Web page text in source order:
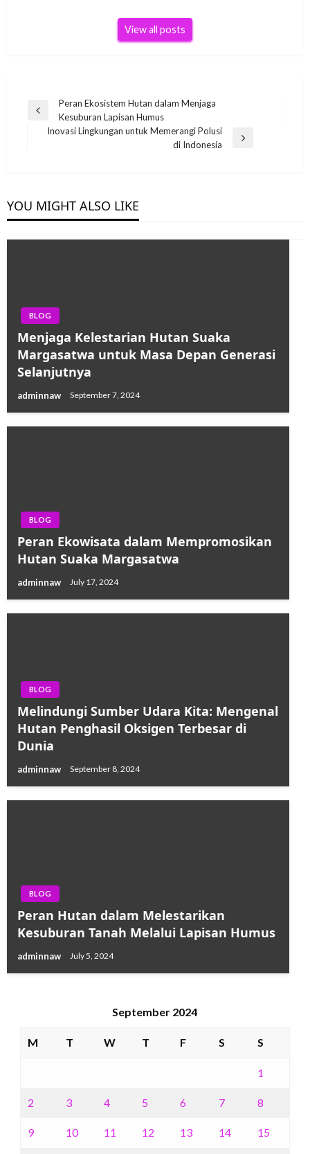
View all posts
Post
navigation
Previous
Peran Ekosistem Hutan dalam Menjaga
Kesuburan Lapisan Humus
Inovasi Lingkungan untuk Memerangi Polusi
di Indonesia
YOU MIGHT ALSO LIKE
BLOG
Menjaga Kelestarian Hutan Suaka
Margasatwa untuk Masa Depan Generasi
Selanjutnya
adminnaw September 7, 2024
BLOG
Peran Ekowisata dalam Mempromosikan
Hutan Suaka Margasatwa
adminnaw July 17, 2024
BLOG
Melindungi Sumber Udara Kita: Mengenal
Hutan Penghasil Oksigen Terbesar di
Dunia
adminnaw September 8, 2024
BLOG
Peran Hutan dalam Melestarikan
Kesuburan Tanah Melalui Lapisan Humus
adminnaw July 5, 2024
September 2024
M T W T F S S
1
2 3 4 5 6 7 8
9 10 11 12 13 14 15